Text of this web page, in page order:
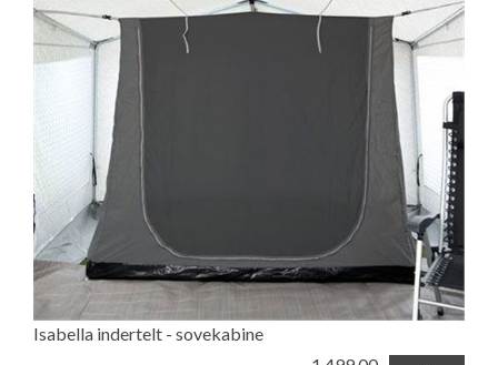
Isabella indertelt - sovekabine